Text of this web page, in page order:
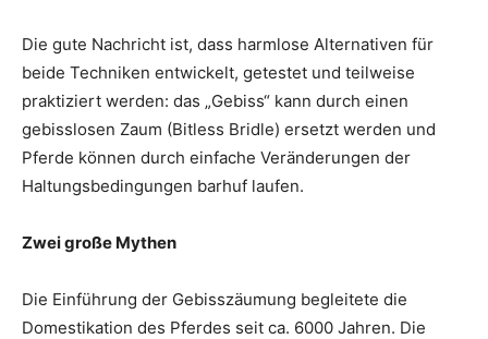
Die gute Nachricht ist, dass harmlose Alternativen für
beide Techniken entwickelt, getestet und teilweise
praktiziert werden: das „Gebiss“ kann durch einen
gebisslosen Zaum (Bitless Bridle) ersetzt werden und
Pferde können durch einfache Veränderungen der
Haltungsbedingungen barhuf laufen.
Zwei große Mythen
Die Einführung der Gebisszäumung begleitete die
Domestikation des Pferdes seit ca. 6000 Jahren. Die